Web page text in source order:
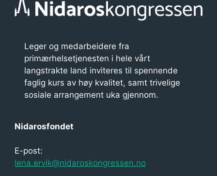
Leger og medarbeidere fra
primærhelsetjenesten i hele vårt
langstrakte land inviteres til spennende
faglig kurs av høy kvalitet, samt trivelige
sosiale arrangement uka gjennom.
Nidarosfondet
E-post:
lena.ervik@nidaroskongressen.no